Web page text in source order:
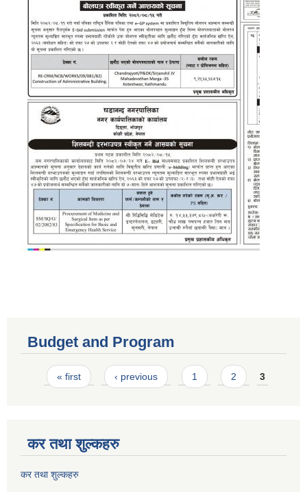
Budget and Program
Pages
« first ‹ previous 1 2 3
कर तथा शुल्कहरु
कर तथा शुल्कहरु